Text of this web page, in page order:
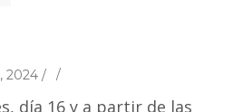
2024 /
día 16 y a partir de las